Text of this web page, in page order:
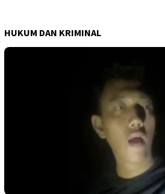
HUKUM DAN KRIMINAL